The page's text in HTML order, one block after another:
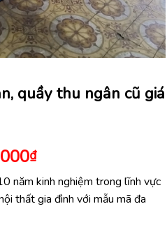
quầy thu ngân cũ giá
₫Giá
hiện
tại
là:
năm kinh nghiệm trong lĩnh vực
thất gia đình với mẫu mã đa